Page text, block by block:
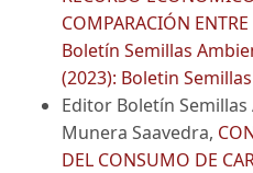
COMPARACIÓN
Boletín Semillas
(2023): Boletin
Editor Boletín
Munera Saavedra,
DEL CONSUMO DE